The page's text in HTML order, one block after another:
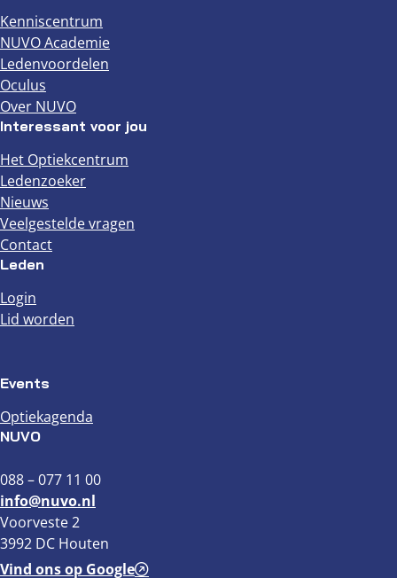
Kenniscentrum
NUVO Academie
Ledenvoordelen
Oculus
Over NUVO
Interessant voor jou
Het Optiekcentrum
Ledenzoeker
Nieuws
Veelgestelde vragen
Contact
Leden
Login
Lid worden
Events
Optiekagenda
NUVO
088 – 077 11 00
info@nuvo.nl
Voorveste 2
3992 DC Houten
Vind ons op Google